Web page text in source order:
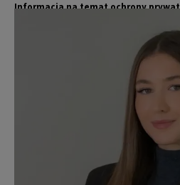
Informacja na temat ochrony
iązanymi jest wiodącym globalnym
ządzania nieruchomościami i
obowiązek ochrony przekazywanych nam
Dane osobowe, które zbieramy od
nienia im dostępu do portalu
stania z portalu, a także, za ich zgodą, do
Dokładamy wszelkich starań, aby dane
zapewniamy odpowiedni poziom ich
tylko przez czas niezbędny do realizacji
h powodów biznesowych lub prawnych.
posób bezpieczny i pewny. Aby uzyskać
danych osobowych przetwarzanych przez
zasadami ochrony